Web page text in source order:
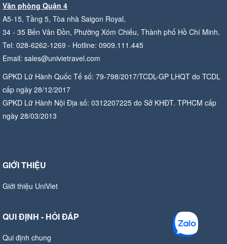
Văn phòng Quận 4
A5-15, Tầng 5, Tòa nhà Saigon Royal,
34 - 35 Bến Vân Đồn, Phường Xóm Chiếu, Thành phố Hồ Chí Minh.
Tel: 028-6262-1269 - Hotline: 0909.111.445
Email: sales@univietravel.com
GPKD Lữ Hành Quốc Tế số: 79-798/2017/TCDL-GP LHQT do TCDL
cấp ngày 28/12/2017
GPKD Lữ Hành Nội Địa số: 0312207225 do Sở KHĐT. TPHCM cấp
ngày 28/03/2013
GIỚI THIỆU
Giới thiệu UniViet
QUI ĐỊNH - HỎI ĐÁP
Qui định chung